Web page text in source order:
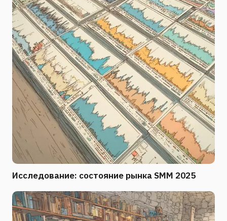
Исследование: состояние рынка SMM 2025